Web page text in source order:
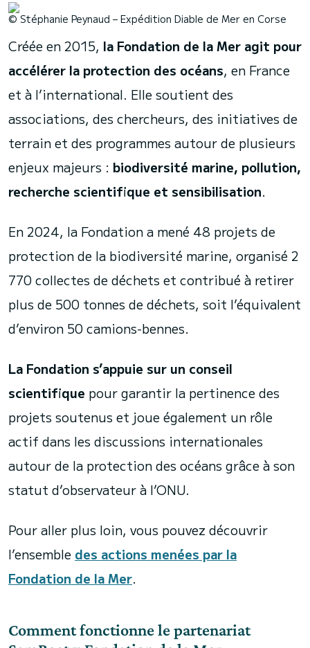
© Stéphanie Peynaud – Expédition Diable de Mer en Corse
Créée en 2015, la Fondation de la Mer agit pour
accélérer la protection des océans, en France
et à l’international. Elle soutient des
associations, des chercheurs, des initiatives de
terrain et des programmes autour de plusieurs
enjeux majeurs : biodiversité marine, pollution,
recherche scientifique et sensibilisation.
En 2024, la Fondation a mené 48 projets de
protection de la biodiversité marine, organisé 2
770 collectes de déchets et contribué à retirer
plus de 500 tonnes de déchets, soit l’équivalent
d’environ 50 camions-bennes.
La Fondation s’appuie sur un conseil
scientifique pour garantir la pertinence des
projets soutenus et joue également un rôle
actif dans les discussions internationales
autour de la protection des océans grâce à son
statut d’observateur à l’ONU.
Pour aller plus loin, vous pouvez découvrir
l’ensemble des actions menées par la
Fondation de la Mer.
Comment fonctionne le partenariat